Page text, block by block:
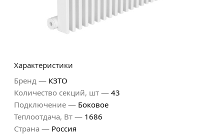
Характеристики
Бренд — КЗТО
Количество секций, шт — 43
Подключение — Боковое
Теплоотдача, Вт — 1686
Страна — Россия